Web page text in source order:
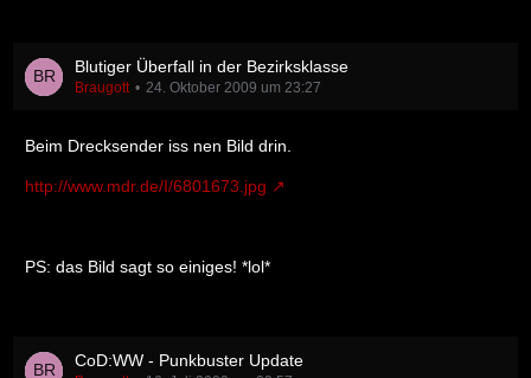
Blutiger Überfall in der Bezirksklasse
Braugott 24. Oktober 2009 um 23:27
Beim Drecksender iss nen Bild drin.
http://www.mdr.de/I/6801673.jpg
PS: das Bild sagt so einiges! *lol*
CoD:WW - Punkbuster Update